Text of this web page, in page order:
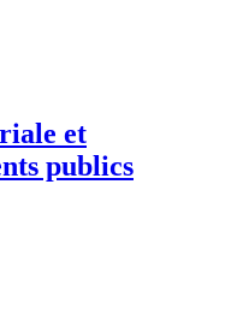
et
publics